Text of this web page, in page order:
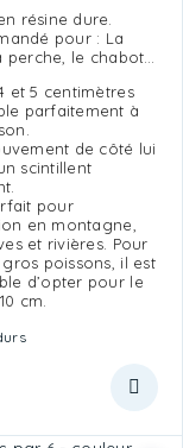
résine dure.
pour : La
perche, le chabot…
et 5 centimètres
parfaitement à
de côté lui
scintillent
pour
en montagne,
et rivières. Pour
gros poissons, il est
d’opter pour le
cm.